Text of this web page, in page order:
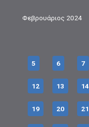
Φεβρουάριος 2024
5 6 7
12 13 14
19 20 21